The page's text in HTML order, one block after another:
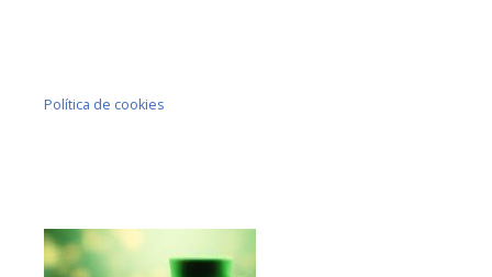
Política de cookies